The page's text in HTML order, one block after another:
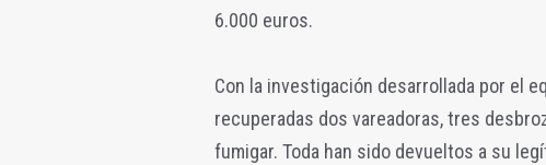
6.000 euros.
Con la investigación desarrollada por el
recuperadas dos vareadoras, tres
fumigar. Toda han sido devueltos a su